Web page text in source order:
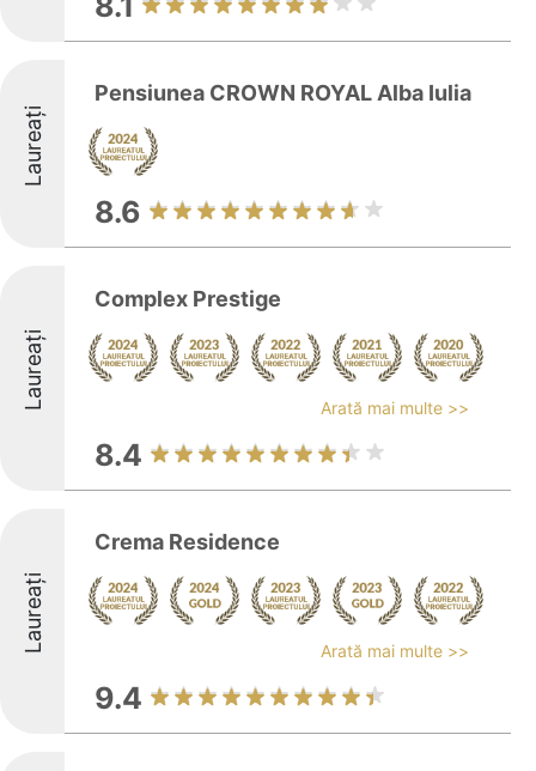
Laureați
Pensiunea CROWN ROYAL Alba Iulia
8.6
Laureați
Complex Prestige
Arată mai multe >>
8.4
Laureați
Crema Residence
Arată mai multe >>
9.4